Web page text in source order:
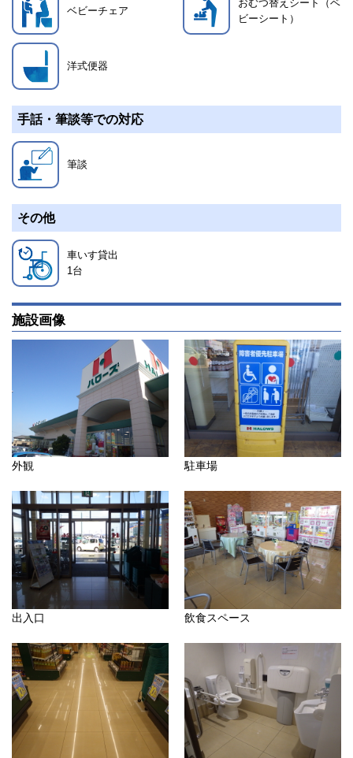
ベビーチェア
おむつ替えシート（ベ
ビーシート）
洋式便器
手話・筆談等での対応
筆談
その他
車いす貸出
1台
施設画像
外観 駐車場
出入口 飲食スペース